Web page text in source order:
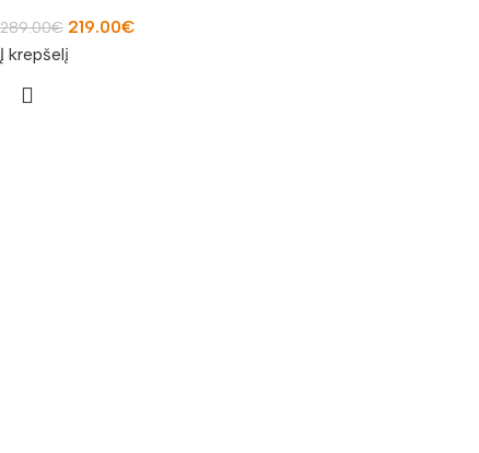
289.00€ 219.00€
Į krepšelį